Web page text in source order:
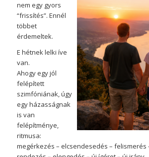
nem egy gyors
“frissítés”. Ennél
többet
érdemeltek.
E hétnek lelki íve
van.
Ahogy egy jól
felépített
szimfóniának, úgy
egy házasságnak
is van
felépítménye,
ritmusa:
megérkezés – elcsendesedés – felismerés